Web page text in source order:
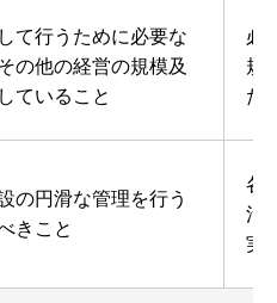
て行うために必要な
の他の経営の規模及
ていること
必
規
た
の円滑な管理を行う
きこと
各
活
実